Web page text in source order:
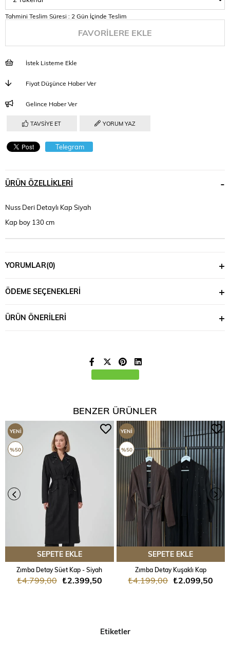
Tahmini Teslim Süresi : 2 Gün İçinde Teslim
FAVORILERE EKLE
İstek Listeme Ekle
Fiyat Düşünce Haber Ver
Gelince Haber Ver
TAVSIYE ET YORUM YAZ
Telegram
ÜRÜN ÖZELLIKLERI
Nuss Deri Detaylı Kap Siyah
Kap boy 130 cm
YORUMLAR(0)
ÖDEME SEÇENEKLERI
ÜRÜN ÖNERILERI
BENZER ÜRÜNLER
SEPETE EKLE
Zımba Detay Süet Kap - Siyah
₺2.399,50
₺4.799,00
YENI
ÜRÜN
%50
SEPETE EKLE
Zımba Detay Kuşaklı Kap
₺2.099,50
₺4.199,00
YENI
ÜRÜN
%50
Etiketler